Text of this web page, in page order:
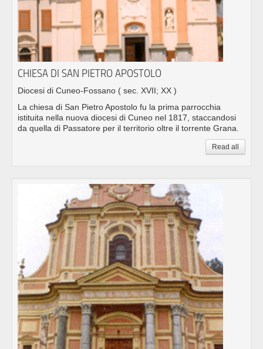
CHIESA DI SAN PIETRO APOSTOLO
Diocesi di Cuneo-Fossano ( sec. XVII; XX )
La chiesa di San Pietro Apostolo fu la prima parrocchia
istituita nella nuova diocesi di Cuneo nel 1817, staccandosi
da quella di Passatore per il territorio oltre il torrente Grana.
Read all